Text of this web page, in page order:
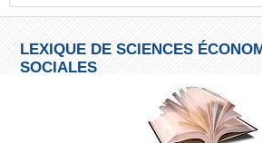
LEXIQUE DE SCIENCES
SOCIALES